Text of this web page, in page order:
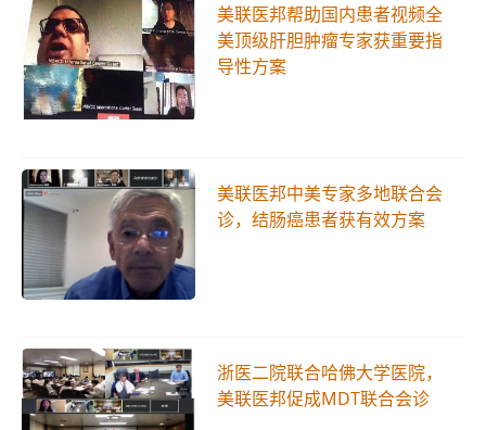
美联医邦帮助国内患者视频全
美顶级肝胆肿瘤专家获重要指
导性方案
美联医邦中美专家多地联合会
诊，结肠癌患者获有效方案
浙医二院联合哈佛大学医院，
美联医邦促成MDT联合会诊